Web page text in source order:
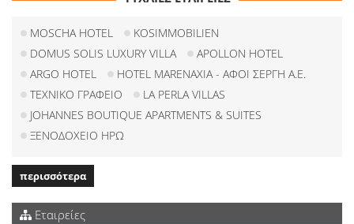
MOSCHA HOTEL
KOSIMMOBILIEN
DOMUS SOLIS LUXURY VILLA
APOLLON HOTEL
ARGO HOTEL
HOTEL MARENAXIA - ΑΦΟΙ ΣΕΡΓΗ Α.Ε.
ΤΕΧΝΙΚΟ ΓΡΑΦΕΙΟ
LA PERLA VILLAS
JOHANNES BOUTIQUE APARTMENTS & SUITES
ΞΕΝΟΔΟΧΕΙΟ ΗΡΩ
περισσότερα
Εταιρείες